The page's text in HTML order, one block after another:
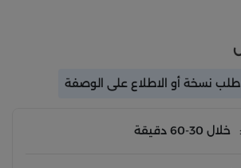
طلب نسخة أو الاطلاع على الوصفة
خلال 30-60 دقيقة